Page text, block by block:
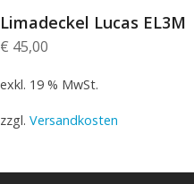
Limadeckel Lucas EL3M
€ 45,00
exkl. 19 % MwSt.
zzgl. Versandkosten